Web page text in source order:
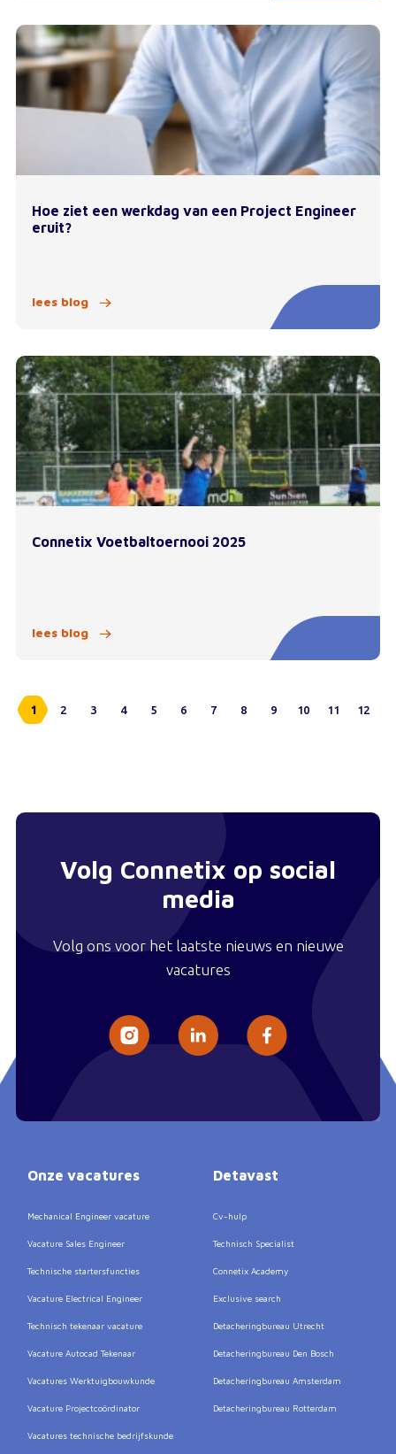
Hoe ziet een werkdag van een Project Engineer
eruit?
lees blog
Connetix Voetbaltoernooi 2025
lees blog
1 2 3 4 5 6 7 8 9 10 11 12
Volg Connetix op social
media
Volg ons voor het laatste nieuws en nieuwe
vacatures
Onze vacatures
Mechanical Engineer vacature
Vacature Sales Engineer
Technische startersfuncties
Vacature Electrical Engineer
Technisch tekenaar vacature
Vacature Autocad Tekenaar
Vacatures Werktuigbouwkunde
Vacature Projectcoördinator
Vacatures technische bedrijfskunde
Detavast
Cv-hulp
Technisch Specialist
Connetix Academy
Exclusive search
Detacheringbureau Utrecht
Detacheringbureau Den Bosch
Detacheringbureau Amsterdam
Detacheringbureau Rotterdam